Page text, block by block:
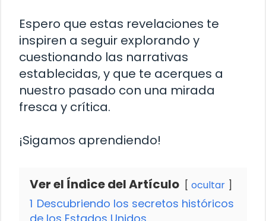
Espero que estas revelaciones te
inspiren a seguir explorando y
cuestionando las narrativas
establecidas, y que te acerques a
nuestro pasado con una mirada
fresca y crítica.
¡Sigamos aprendiendo!
Ver el Índice del Artículo ocultar
1 Descubriendo los secretos históricos